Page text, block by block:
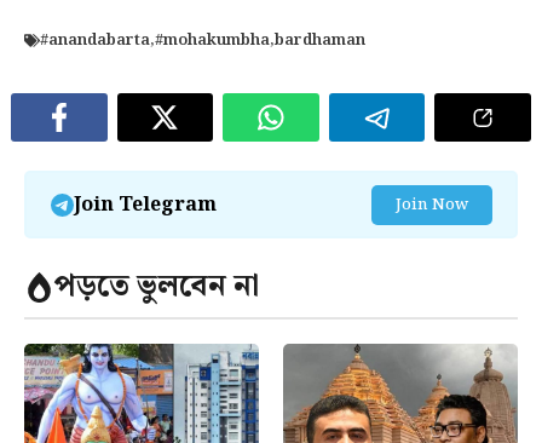
#anandabarta,#mohakumbha,bardhaman
Join Telegram Join Now
পড়তে ভুলবেন না